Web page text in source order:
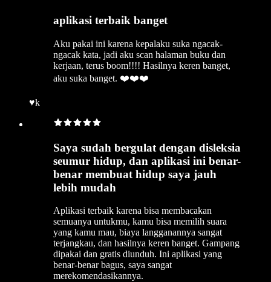
aplikasi terbaik banget
Aku pakai ini karena kepalaku suka ngacak-
ngacak kata, jadi aku scan halaman buku dan
kerjaan, terus boom!!!! Hasilnya keren banget,
aku suka banget. ❤️❤️❤️
♥︎k
Saya sudah bergulat dengan disleksia
seumur hidup, dan aplikasi ini benar-
benar membuat hidup saya jauh
lebih mudah
Aplikasi terbaik karena bisa membacakan
semuanya untukmu, kamu bisa memilih suara
yang kamu mau, biaya langganannya sangat
terjangkau, dan hasilnya keren banget. Gampang
dipakai dan gratis diunduh. Ini aplikasi yang
benar-benar bagus, saya sangat
merekomendasikannya.